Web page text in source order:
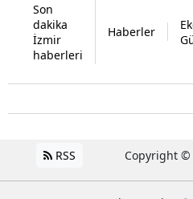
Son
dakika
İzmir
haberleri
Haberler
RSS Copyright ©